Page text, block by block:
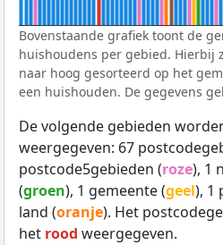
Bovenstaande grafiek toont de
huishoudens per gebied. Hierbij
naar hoog gesorteerd op het
een huishouden. De gegevens
De volgende gebieden
weergegeven: 67
postcode5gebieden (roze), 1
(groen), 1 gemeente (geel), 1
land (oranje). Het
het rood weergegeven.